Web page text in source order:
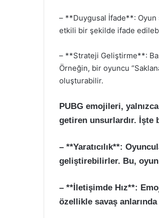
– **Duygusal İfade**: Oyun
etkili bir şekilde ifade
– **Strateji Geliştirme**:
Örneğin, bir oyuncu
oluşturabilir.
PUBG emojileri,
getiren unsurlardır. İşte
– **Yaratıcılık**:
geliştirebilirler. Bu, oyun
– **İletişimde Hız**:
özellikle savaş